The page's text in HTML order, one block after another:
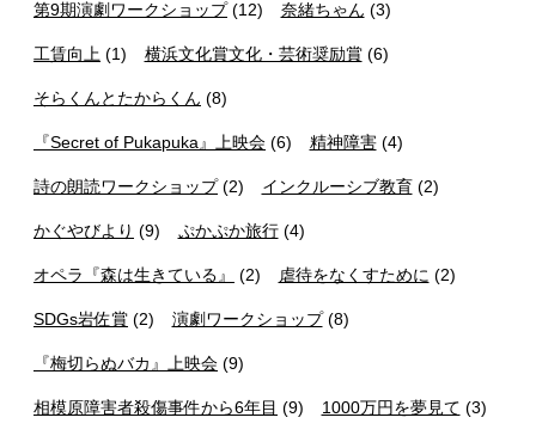
第9期演劇ワークショップ(12) 奈緒ちゃん (3)
工賃向上 (1) 横浜文化賞文化・芸術奨励賞(6)
そらくんとたからくん (8)
『Secret of Pukapuka』上映会 (6) 精神障害(4)
詩の朗読ワークショップ(2) インクルーシブ教育(2)
かぐやびより (9) ぷかぷか旅行(4)
オペラ『森は生きている』 (2) 虐待をなくすために (2)
SDGs岩佐賞 (2) 演劇ワークショップ(8)
『梅切らぬバカ』上映会 (9)
相模原障害者殺傷事件から6年目 (9) 1000万円を夢見て (3)